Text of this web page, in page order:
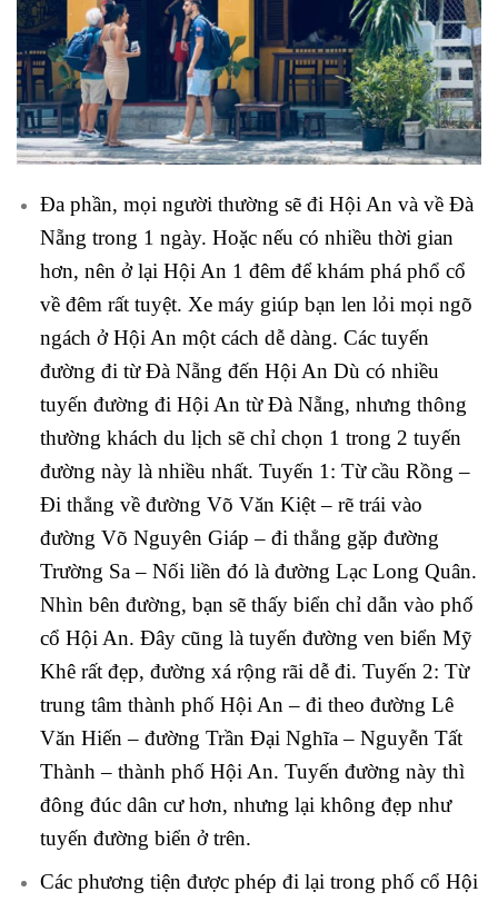
Đa phần, mọi người thường sẽ đi Hội An và về Đà
Nẵng trong 1 ngày. Hoặc nếu có nhiều thời gian
hơn, nên ở lại Hội An 1 đêm để khám phá phổ cổ
về đêm rất tuyệt. Xe máy giúp bạn len lỏi mọi ngõ
ngách ở Hội An một cách dễ dàng. Các tuyến
đường đi từ Đà Nẵng đến Hội An Dù có nhiều
tuyến đường đi Hội An từ Đà Nẵng, nhưng thông
thường khách du lịch sẽ chỉ chọn 1 trong 2 tuyến
đường này là nhiều nhất. Tuyến 1: Từ cầu Rồng –
Đi thẳng về đường Võ Văn Kiệt – rẽ trái vào
đường Võ Nguyên Giáp – đi thẳng gặp đường
Trường Sa – Nối liền đó là đường Lạc Long Quân.
Nhìn bên đường, bạn sẽ thấy biển chỉ dẫn vào phố
cổ Hội An. Đây cũng là tuyến đường ven biển Mỹ
Khê rất đẹp, đường xá rộng rãi dễ đi. Tuyến 2: Từ
trung tâm thành phố Hội An – đi theo đường Lê
Văn Hiến – đường Trần Đại Nghĩa – Nguyễn Tất
Thành – thành phố Hội An. Tuyến đường này thì
đông đúc dân cư hơn, nhưng lại không đẹp như
tuyến đường biển ở trên.
Các phương tiện được phép đi lại trong phố cổ Hội